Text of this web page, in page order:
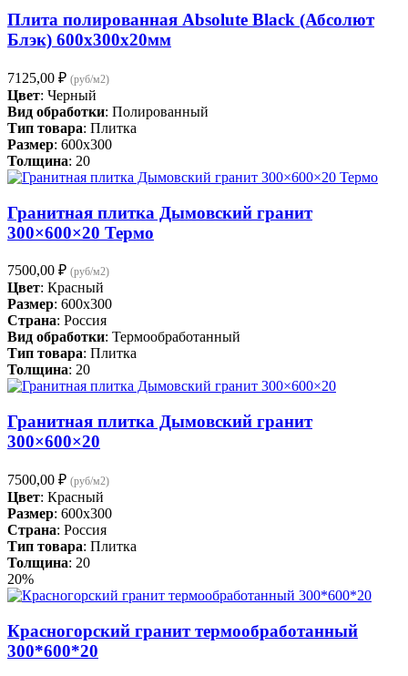
Плита полированная Absolute Black (Абсолют
Блэк) 600х300х20мм
7125,00 ₽ (руб/м2)
Цвет: Черный
Вид обработки: Полированный
Тип товара: Плитка
Размер: 600x300
Толщина: 20
Гранитная плитка Дымовский гранит
300×600×20 Термо
7500,00 ₽ (руб/м2)
Цвет: Красный
Размер: 600x300
Страна: Россия
Вид обработки: Термообработанный
Тип товара: Плитка
Толщина: 20
Гранитная плитка Дымовский гранит
300×600×20
7500,00 ₽ (руб/м2)
Цвет: Красный
Размер: 600x300
Страна: Россия
Тип товара: Плитка
Толщина: 20
20%
Красногорский гранит термообработанный
300*600*20